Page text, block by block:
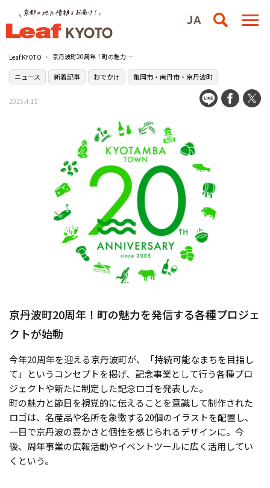
Leaf KYOTO 京丹波町20周年！町の魅力を発信する各種プロジェクトが始動
ニュース 新着記事 おでかけ 亀岡市・南丹市・京丹波町
2025.4.15
京丹波町20周年！町の魅力を発信する各種プロジェ
クトが始動
今年20周年を迎える京丹波町が、「持続可能なまちを目指し
て」というコンセプトを掲げ、記念事業として行う各種プロ
ジェクトや新たに制定した記念ロゴを発表した。
町の魅力と節目を視覚的に伝えることを意識して制作された
ロゴは、名産品や名所を象徴する20個のイラストを配置し、
一目で京丹波の豊かさと個性を感じられるデザインに。今
後、周年事業の広報活動やイベントツールに広く活用してい
くという。